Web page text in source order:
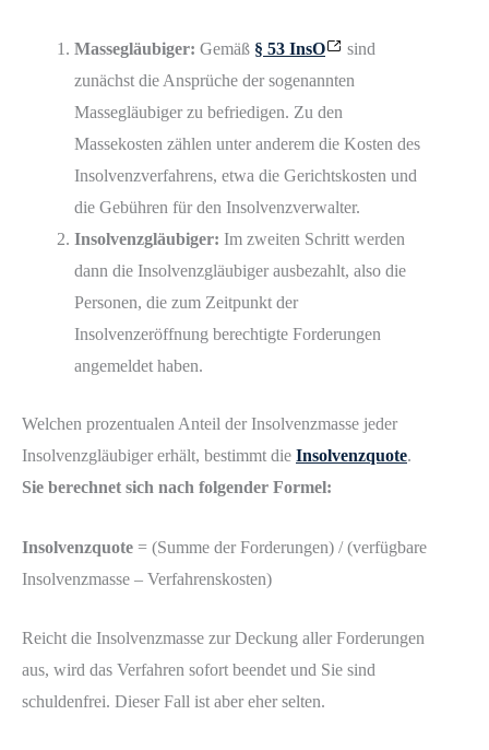
Massegläubiger: Gemäß § 53 InsO
sind
zunächst die Ansprüche der sogenannten
Massegläubiger zu befriedigen. Zu den
Massekosten zählen unter anderem die Kosten des
Insolvenzverfahrens, etwa die Gerichtskosten und
die Gebühren für den Insolvenzverwalter.
Insolvenzgläubiger: Im zweiten Schritt werden
dann die Insolvenzgläubiger ausbezahlt, also die
Personen, die zum Zeitpunkt der
Insolvenzeröffnung berechtigte Forderungen
angemeldet haben.
Welchen prozentualen Anteil der Insolvenzmasse jeder
Insolvenzgläubiger erhält, bestimmt die Insolvenzquote.
Sie berechnet sich nach folgender Formel:
Insolvenzquote = (Summe der Forderungen) / (verfügbare
Insolvenzmasse – Verfahrenskosten)
Reicht die Insolvenzmasse zur Deckung aller Forderungen
aus, wird das Verfahren sofort beendet und Sie sind
schuldenfrei. Dieser Fall ist aber eher selten.